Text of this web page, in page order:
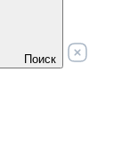
Поиск